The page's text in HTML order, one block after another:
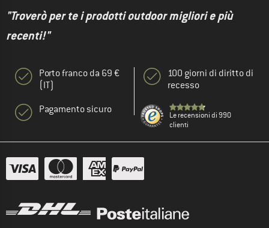
"Troverò per te i prodotti outdoor migliori e più
recenti!"
Porto franco da 69 €
(IT)
Pagamento sicuro
100 giorni di diritto di
recesso
Le recensioni di 990
clienti